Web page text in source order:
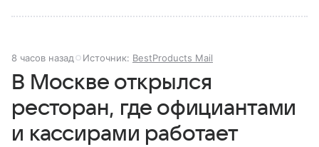
8 часов назад Источник: BestProducts Mail
В Москве открылся
ресторан, где официантами
и кассирами работает